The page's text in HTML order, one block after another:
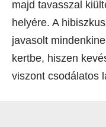
majd tavasszal
helyére. A
javasolt
kertbe, hiszen
viszont csodálatos